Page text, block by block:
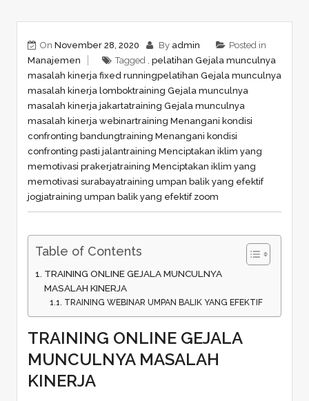
On November 28, 2020 By admin
Posted in
Manajemen
Tagged , pelatihan Gejala munculnya
masalah kinerja fixed runningpelatihan Gejala munculnya
masalah kinerja lomboktraining Gejala munculnya
masalah kinerja jakartatraining Gejala munculnya
masalah kinerja webinartraining Menangani kondisi
confronting bandungtraining Menangani kondisi
confronting pasti jalantraining Menciptakan iklim yang
memotivasi prakerjatraining Menciptakan iklim yang
memotivasi surabayatraining umpan balik yang efektif
jogjatraining umpan balik yang efektif zoom
Table of Contents
TRAINING ONLINE GEJALA MUNCULNYA
MASALAH KINERJA
TRAINING WEBINAR UMPAN BALIK YANG EFEKTIF
TRAINING ONLINE GEJALA
MUNCULNYA MASALAH
KINERJA